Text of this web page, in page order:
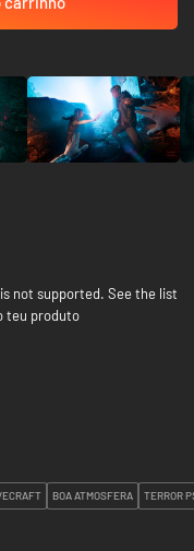
not supported. See the list
teu produto
BOA ATMOSFERA TERROR